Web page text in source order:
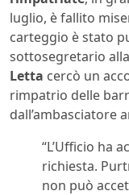
luglio, è fallito
carteggio è stato
sottosegretario
Letta cercò un
rimpatrio delle
dall’ambasciatore
“L’Ufficio ha
richiesta.
non può